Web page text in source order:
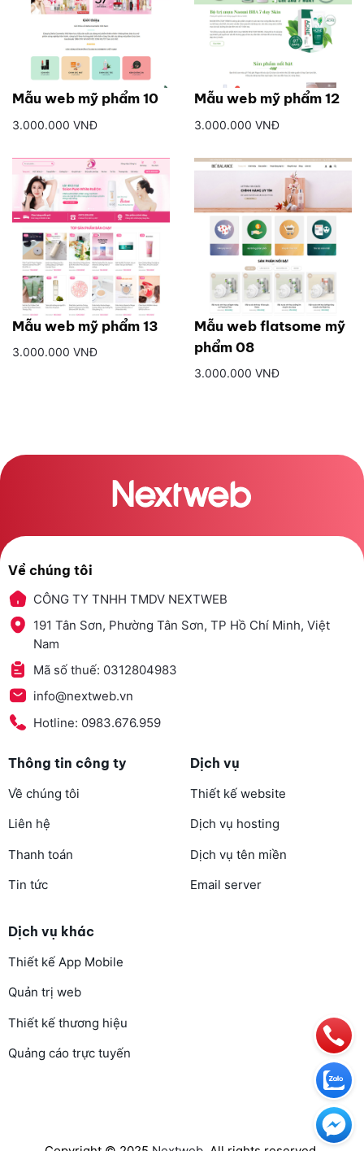
Mẫu web mỹ phẩm 10
3.000.000 VNĐ
Mẫu web mỹ phẩm 12
3.000.000 VNĐ
Mẫu web mỹ phẩm 13
3.000.000 VNĐ
Mẫu web flatsome mỹ
phẩm 08
3.000.000 VNĐ
Về chúng tôi
CÔNG TY TNHH TMDV NEXTWEB
191 Tân Sơn, Phường Tân Sơn, TP Hồ Chí Minh, Việt
Nam
Mã số thuế: 0312804983
info@nextweb.vn
Hotline: 0983.676.959
Thông tin công ty
Về chúng tôi
Liên hệ
Thanh toán
Tin tức
Dịch vụ
Thiết kế website
Dịch vụ hosting
Dịch vụ tên miền
Email server
Dịch vụ khác
Thiết kế App Mobile
Quản trị web
Thiết kế thương hiệu
Quảng cáo trực tuyến